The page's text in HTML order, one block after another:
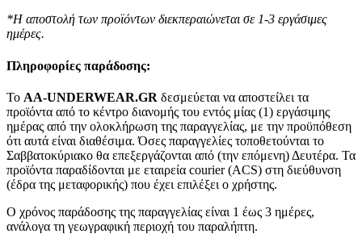
*Η αποστολή των προϊόντων διεκπεραιώνεται σε 1-3 εργάσιμες
ημέρες.
Πληροφορίες παράδοσης:
To AA-UNDERWEAR.GR δεσμεύεται να αποστείλει τα
προϊόντα από το κέντρο διανομής του εντός μίας (1) εργάσιμης
ημέρας από την ολοκλήρωση της παραγγελίας, με την προϋπόθεση
ότι αυτά είναι διαθέσιμα. Όσες παραγγελίες τοποθετούνται το
Σαββατοκύριακο θα επεξεργάζονται από (την επόμενη) Δευτέρα. Τα
προϊόντα παραδίδονται με εταιρεία courier (ACS) στη διεύθυνση
(έδρα της μεταφορικής) που έχει επιλέξει ο χρήστης.
Ο χρόνος παράδοσης της παραγγελίας είναι 1 έως 3 ημέρες,
ανάλογα τη γεωγραφική περιοχή του παραλήπτη.